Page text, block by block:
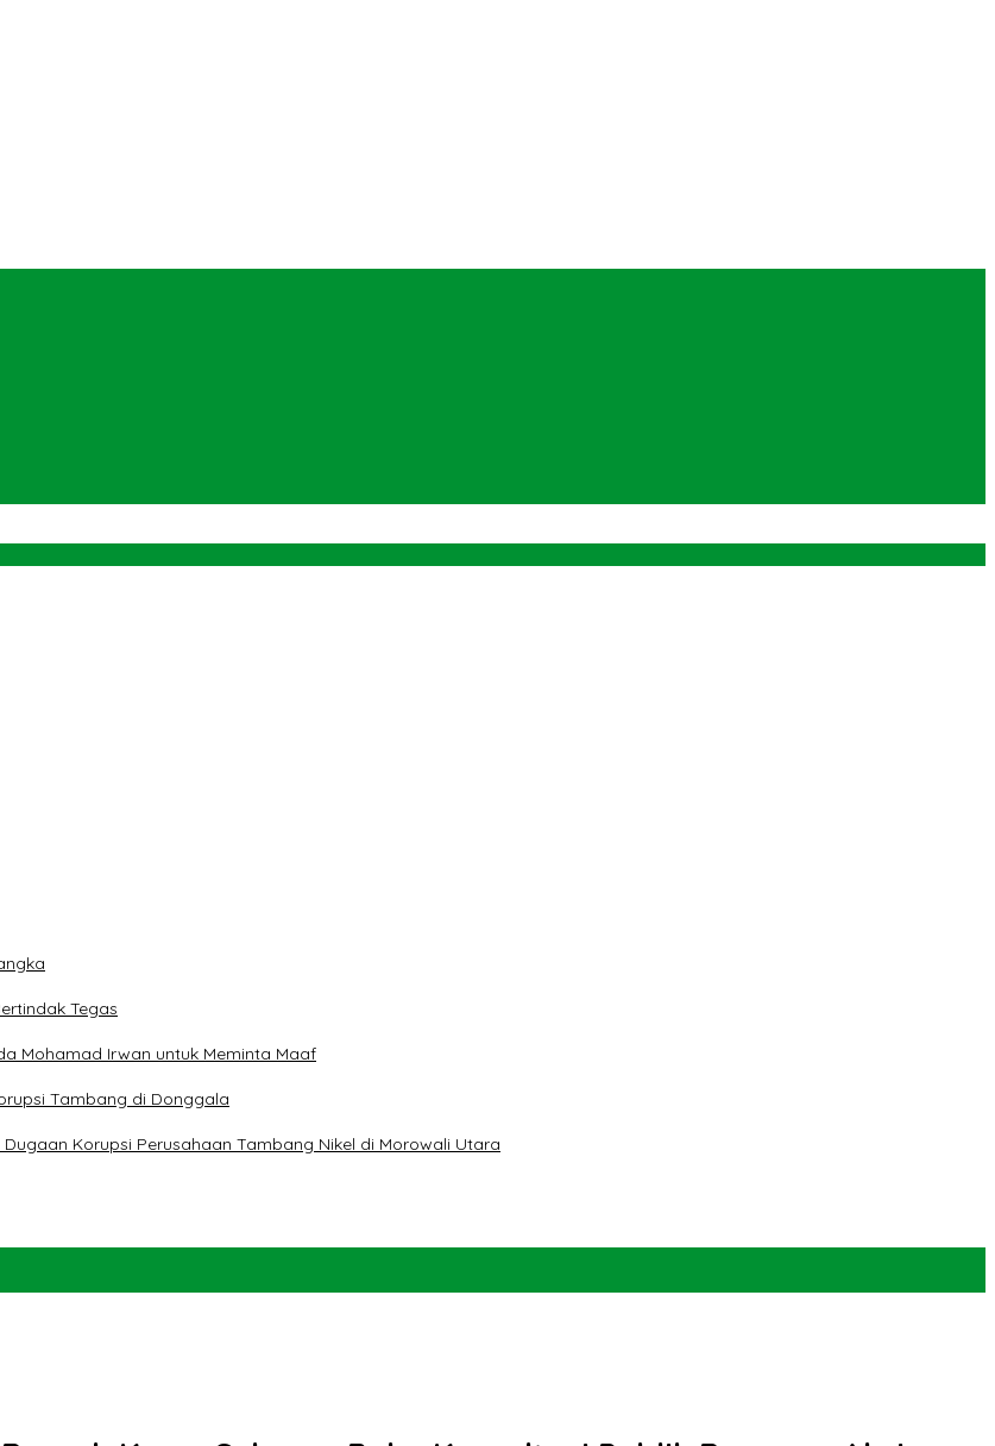
Tegas
Mohamad Irwan untuk Meminta Maaf
Tambang di Donggala
Korupsi Perusahaan Tambang Nikel di Morowali Utara